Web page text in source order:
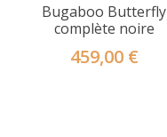
Bugaboo Butterfly
complète noire
459,00 €